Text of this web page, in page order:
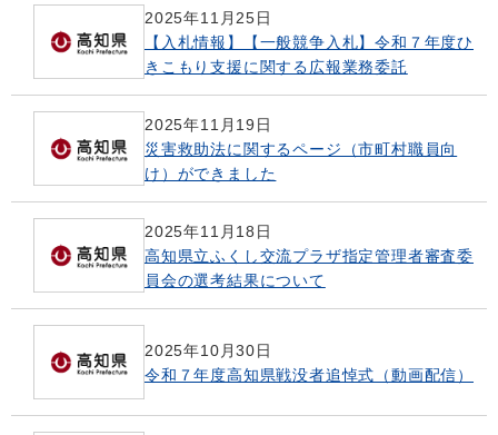
2025年11月25日
【入札情報】【一般競争入札】令和７年度ひ
きこもり支援に関する広報業務委託
2025年11月19日
災害救助法に関するページ（市町村職員向
け）ができました
2025年11月18日
高知県立ふくし交流プラザ指定管理者審査委
員会の選考結果について
2025年10月30日
令和７年度高知県戦没者追悼式（動画配信）